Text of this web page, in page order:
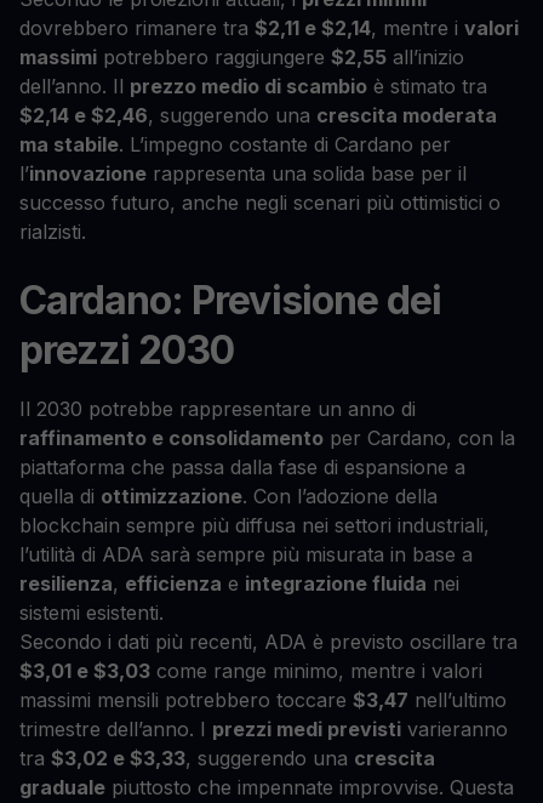
dovrebbero rimanere tra $2,11 e $2,14, mentre i valori
massimi potrebbero raggiungere $2,55 all’inizio
dell’anno. Il prezzo medio di scambio è stimato tra
$2,14 e $2,46, suggerendo una crescita moderata
ma stabile. L’impegno costante di Cardano per
l’innovazione rappresenta una solida base per il
successo futuro, anche negli scenari più ottimistici o
rialzisti.
Cardano: Previsione dei
prezzi 2030
Il 2030 potrebbe rappresentare un anno di
raffinamento e consolidamento per Cardano, con la
piattaforma che passa dalla fase di espansione a
quella di ottimizzazione. Con l’adozione della
blockchain sempre più diffusa nei settori industriali,
l’utilità di ADA sarà sempre più misurata in base a
resilienza, efficienza e integrazione fluida nei
sistemi esistenti.
Secondo i dati più recenti, ADA è previsto oscillare tra
$3,01 e $3,03 come range minimo, mentre i valori
massimi mensili potrebbero toccare $3,47 nell’ultimo
trimestre dell’anno. I prezzi medi previsti varieranno
tra $3,02 e $3,33, suggerendo una crescita
graduale piuttosto che impennate improvvise. Questa